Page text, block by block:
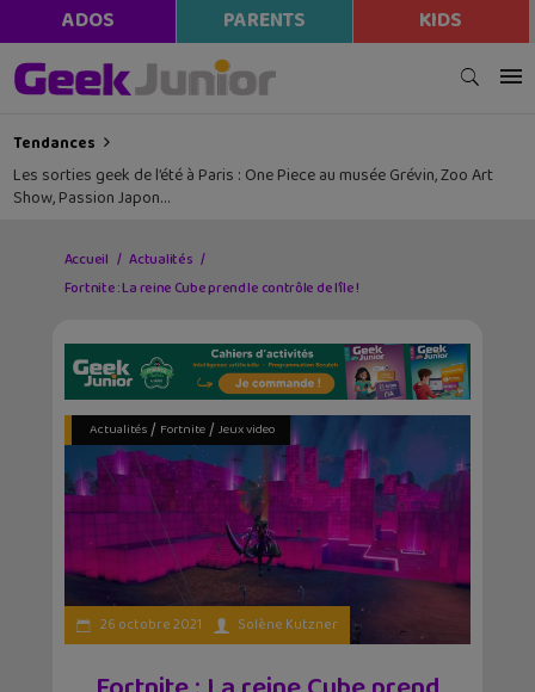
ADOS PARENTS KIDS
Tendances
Les sorties geek de l’été à Paris : One Piece au musée Grévin, Zoo Art
Show, Passion Japon…
Accueil
Actualités
Fortnite : La reine Cube prend le contrôle de l’île !
Actualités/ Fortnite/ Jeux video
26 octobre 2021 Solène Kutzner